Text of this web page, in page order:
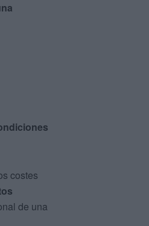
costes
de una